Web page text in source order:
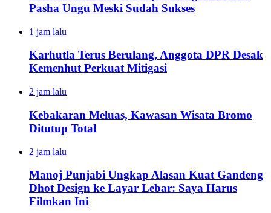
Pasha Ungu Meski Sudah Sukses
1 jam lalu
Karhutla Terus Berulang, Anggota DPR Desak
Kemenhut Perkuat Mitigasi
2 jam lalu
Kebakaran Meluas, Kawasan Wisata Bromo
Ditutup Total
2 jam lalu
Manoj Punjabi Ungkap Alasan Kuat Gandeng
Dhot Design ke Layar Lebar: Saya Harus
Filmkan Ini